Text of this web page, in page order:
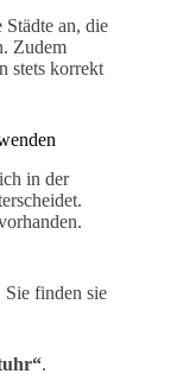
an, die
Zudem
stets korrekt
in der
Sie finden sie
.